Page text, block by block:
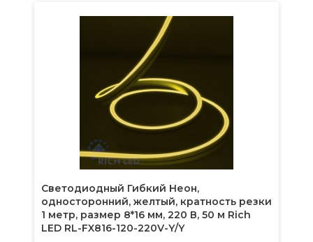
Светодиодный Гибкий Неон,
односторонний, желтый, кратность резки
1 метр, размер 8*16 мм, 220 В, 50 м Rich
LED RL-FX816-120-220V-Y/Y